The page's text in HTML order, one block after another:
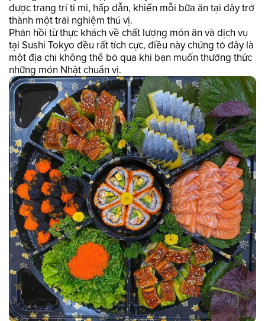
được trang trí tỉ mỉ, hấp dẫn, khiến mỗi bữa ăn tại đây trở
thành một trải nghiệm thú vị.
Phản hồi từ thực khách về chất lượng món ăn và dịch vụ
tại Sushi Tokyo đều rất tích cực, điều này chứng tỏ đây là
một địa chỉ không thể bỏ qua khi bạn muốn thưởng thức
những món Nhật chuẩn vị.